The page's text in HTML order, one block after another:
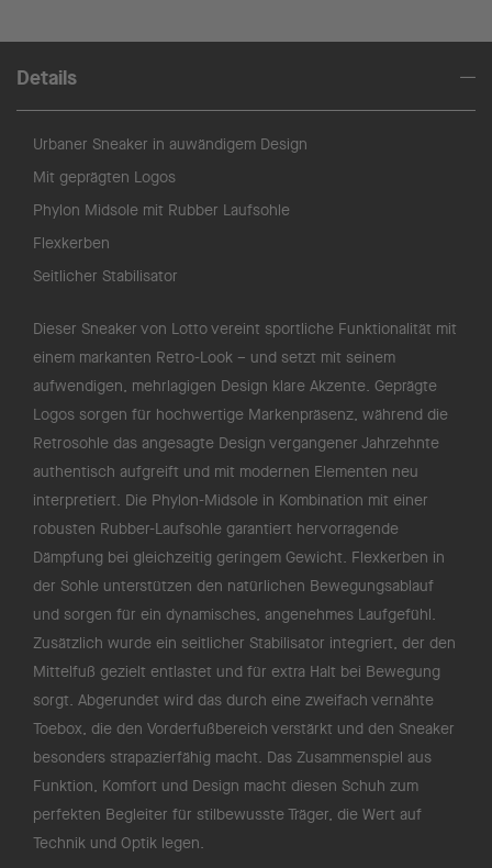
Details
Urbaner Sneaker in auwändigem Design
Mit geprägten Logos
Phylon Midsole mit Rubber Laufsohle
Flexkerben
Seitlicher Stabilisator
Dieser Sneaker von Lotto vereint sportliche Funktionalität mit
einem markanten Retro-Look – und setzt mit seinem
aufwendigen, mehrlagigen Design klare Akzente. Geprägte
Logos sorgen für hochwertige Markenpräsenz, während die
Retrosohle das angesagte Design vergangener Jahrzehnte
authentisch aufgreift und mit modernen Elementen neu
interpretiert. Die Phylon-Midsole in Kombination mit einer
robusten Rubber-Laufsohle garantiert hervorragende
Dämpfung bei gleichzeitig geringem Gewicht. Flexkerben in
der Sohle unterstützen den natürlichen Bewegungsablauf
und sorgen für ein dynamisches, angenehmes Laufgefühl.
Zusätzlich wurde ein seitlicher Stabilisator integriert, der den
Mittelfuß gezielt entlastet und für extra Halt bei Bewegung
sorgt. Abgerundet wird das durch eine zweifach vernähte
Toebox, die den Vorderfußbereich verstärkt und den Sneaker
besonders strapazierfähig macht. Das Zusammenspiel aus
Funktion, Komfort und Design macht diesen Schuh zum
perfekten Begleiter für stilbewusste Träger, die Wert auf
Technik und Optik legen.